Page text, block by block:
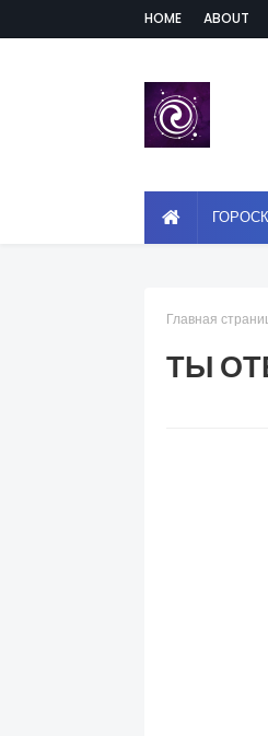
HOME ABOUT
Главная
ТЫ